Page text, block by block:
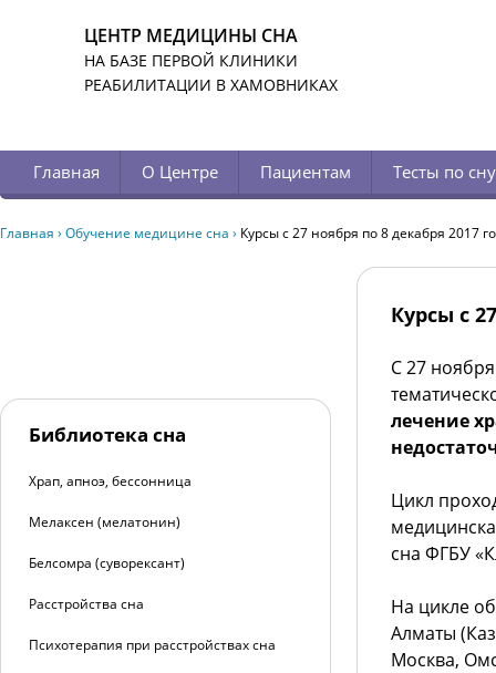
ЦЕНТР МЕДИЦИНЫ СНА
НА БАЗЕ ПЕРВОЙ КЛИНИКИ
РЕАБИЛИТАЦИИ В ХАМОВНИКАХ
Главная О Центре Пациентам Тесты по сну
Главная › Обучение медицине сна › Курсы с 27 ноября по 8 декабря 2017
Курсы с
С 27
лечение
Цикл
сна ФГБУ
На цикле
Алматы
Москва,
Библиотека сна
Храп, апноэ, бессонница
Мелаксен (мелатонин)
Белсомра (суворексант)
Расстройства сна
Психотерапия при расстройствах сна